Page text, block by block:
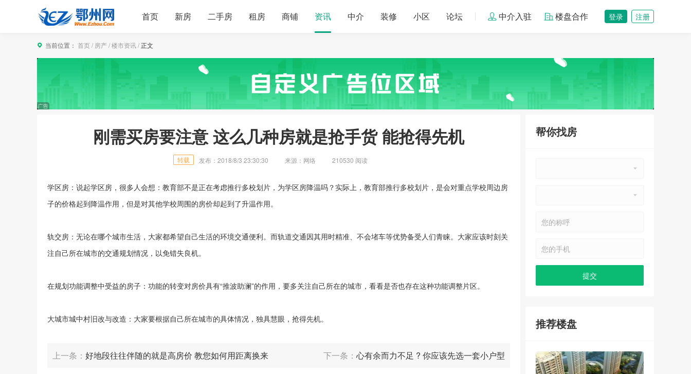
首页 新房 二手房 租房 商铺 资讯 中介 装修 小区 论坛 中介入驻 楼盘合作 登录 注册
当前位置： 首页/ 房产/楼市资讯/正文
刚需买房要注意 这么几种房就是抢手货 能抢得先机
转载 发布：2018/8/3 23:30:30 来源：网络 210530 阅读
学区房：说起学区房，很多人会想：教育部不是正在考虑推行多校划片，为学区房降温吗？实际上，教育部推行多校划片，是会对重点学校周边房
子的价格起到降温作用，但是对其他学校周围的房价却起到了升温作用。
轨交房：无论在哪个城市生活，大家都希望自己生活的环境交通便利。而轨道交通因其用时精准、不会堵车等优势备受人们青睐。大家应该时刻关
注自己所在城市的交通规划情况，以免错失良机。
在规划功能调整中受益的房子：功能的转变对房价具有“推波助澜”的作用，要多关注自己所在的城市，看看是否也存在这种功能调整片区。
大城市城中村旧改与改造：大家要根据自己所在城市的具体情况，独具慧眼，抢得先机。
上一条： 好地段往往伴随的就是高房价 教您如何用距离换来 下一条： 心有余而力不足 ? 你应该先选一套小户型
帮你找房
推荐楼盘
鄂州恒大首府
鄂州银海龙城